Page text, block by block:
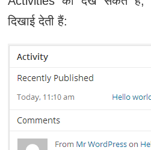
दिखाई देती हैं: